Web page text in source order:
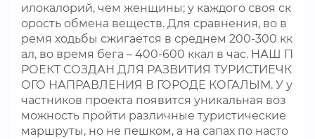
илокалорий, чем женщины; у каждого своя ск
орость обмена веществ. Для сравнения, во в
ремя ходьбы сжигается в среднем 200-300 кк
ал, во время бега – 400-600 ккал в час. НАШ П
РОЕКТ СОЗДАН ДЛЯ РАЗВИТИЯ ТУРИСТИЕЧК
ОГО НАПРАВЛЕНИЯ В ГОРОДЕ КОГАЛЫМ. У у
частников проекта появится уникальная воз
можность пройти различные туристические
маршруты, но не пешком, а на сапах по насто